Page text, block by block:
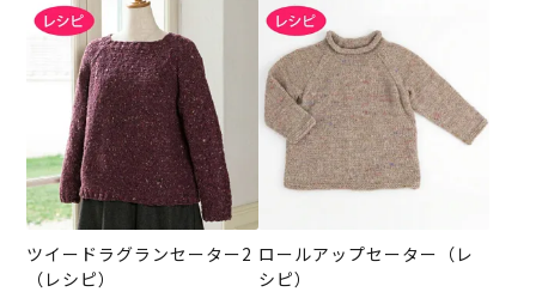
ツイードラグランセーター2
（レシピ）
ロールアップセーター（レ
シピ）